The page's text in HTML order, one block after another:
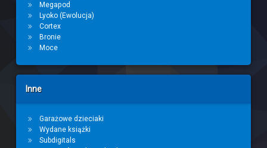
Megapod
Lyoko (Ewolucja)
Cortex
Bronie
Moce
Inne
Garażowe dzieciaki
Wydane książki
Subdigitals